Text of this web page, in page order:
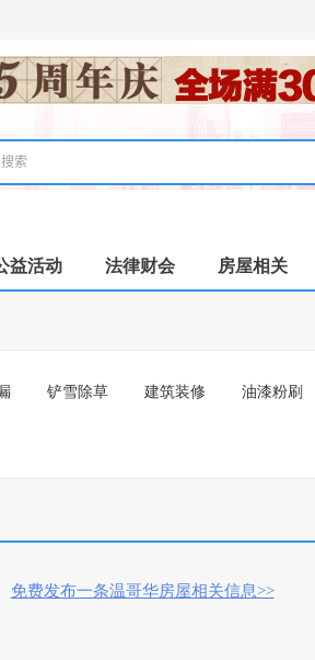
益活动 法律财会 房屋相关
铲雪除草 建筑装修 油漆粉刷
免费发布一条温哥华房屋相关信息>>